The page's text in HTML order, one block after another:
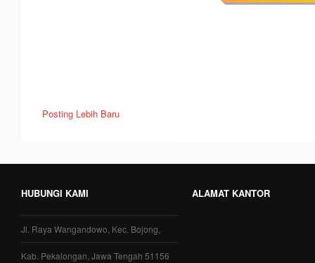
Posting Lebih Baru
HUBUNGI KAMI
Jl. Raya Wangandowo, Kec. Bojong,
Kab. Pekalongan, Jawa Tengah 51156
ALAMAT KANTOR